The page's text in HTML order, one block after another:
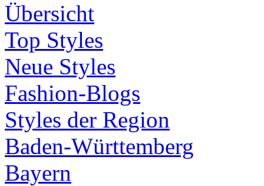
Übersicht
Top Styles
Neue Styles
Fashion-Blogs
Styles der Region
Baden-Württemberg
Bayern